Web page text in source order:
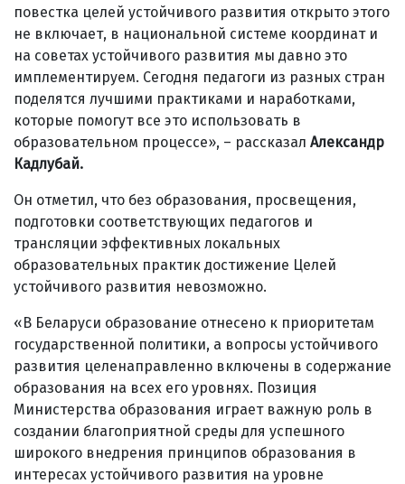
повестка целей устойчивого развития открыто этого
не включает, в национальной системе координат и
на советах устойчивого развития мы давно это
имплементируем. Сегодня педагоги из разных стран
поделятся лучшими практиками и наработками,
которые помогут все это использовать в
образовательном процессе», – рассказал Александр
Кадлубай.
Он отметил, что без образования, просвещения,
подготовки соответствующих педагогов и
трансляции эффективных локальных
образовательных практик достижение Целей
устойчивого развития невозможно.
«В Беларуси образование отнесено к приоритетам
государственной политики, а вопросы устойчивого
развития целенаправленно включены в содержание
образования на всех его уровнях. Позиция
Министерства образования играет важную роль в
создании благоприятной среды для успешного
широкого внедрения принципов образования в
интересах устойчивого развития на уровне